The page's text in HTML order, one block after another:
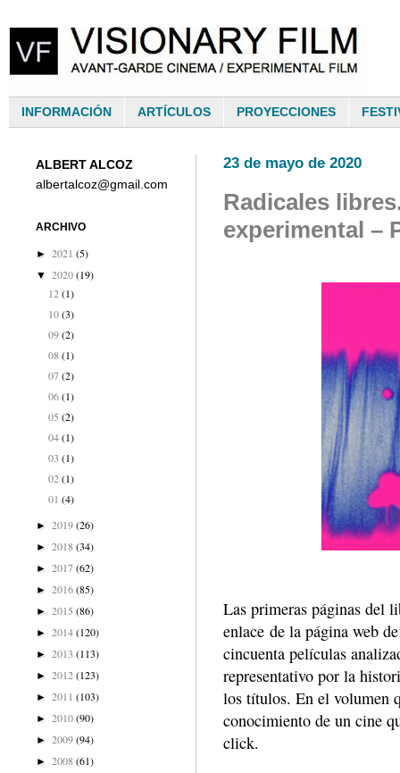
INFORMACIÓN ARTÍCULOS PROYECCIONES
23 de mayo de 2020
Radicales
experimental –
Las primeras páginas del
enlace de la página web
cincuenta películas
representativo por la
los títulos. En el volumen
conocimiento de un cine
click.
ALBERT ALCOZ
albertalcoz@gmail.com
ARCHIVO
► 2021 (5)
▼ 2020(19)
12 (1)
10 (3)
09 (2)
08 (1)
07 (2)
06 (1)
05 (2)
04 (1)
03 (1)
02 (1)
01 (4)
► 2019(26)
► 2018(34)
► 2017(62)
► 2016(85)
► 2015 (86)
► 2014(120)
► 2013 (113)
► 2012(123)
► 2011 (103)
► 2010(90)
► 2009(94)
► 2008(61)